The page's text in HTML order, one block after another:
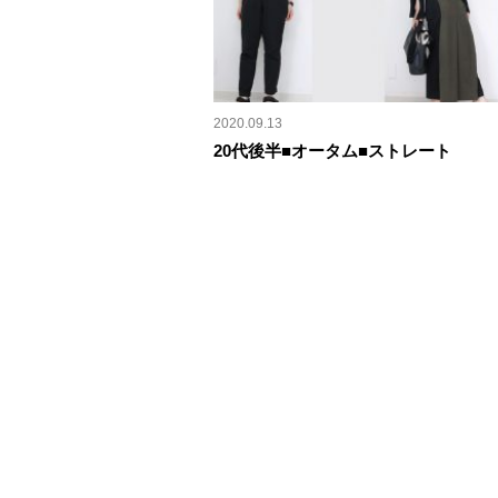
2020.09.13
20代後半■オータム■ストレート